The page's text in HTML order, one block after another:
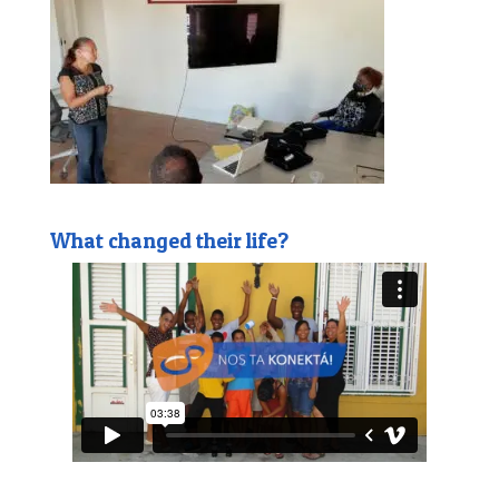
What changed their life?